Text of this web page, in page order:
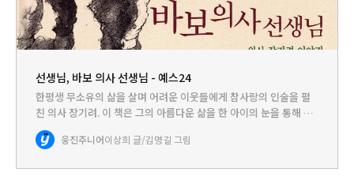
선생님, 바보 의사 선생님 - 예스24
한평생 무소유의 삶을 살며 어려운 이웃들에게 참사랑의 인술을 펼
친 의사 장기려. 이 책은 그의 아름다운 삶을 한 아이의 눈을 통해 바
라본 이야기입니다. 기오는 다리가 많이 아프지만 치료비가 없어 병
원에 갈 수 없습니다. 어느 날 엄마는 돈 없는 사람들에게 치료…
웅진주니어이상희 글/김명길 그림